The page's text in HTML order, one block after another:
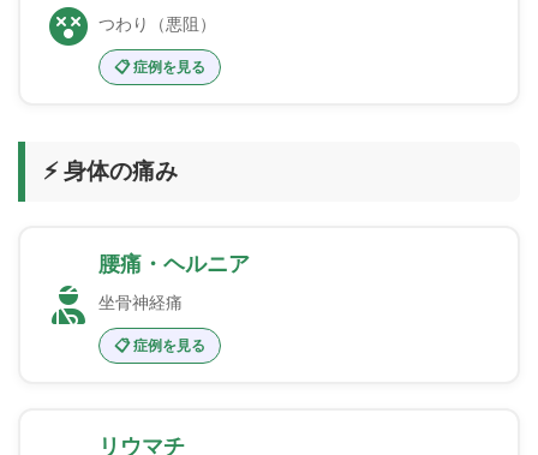
つわり（悪阻）
📋 症例を見る
⚡ 身体の痛み
腰痛・ヘルニア
坐骨神経痛
📋 症例を見る
リウマチ